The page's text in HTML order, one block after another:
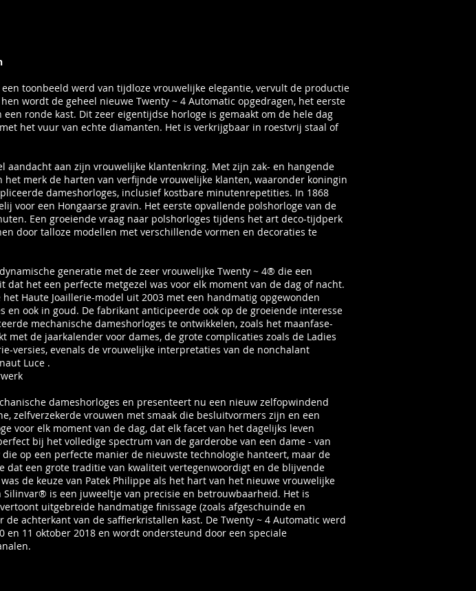
toonbeeld werd van tijdloze vrouwelijke elegantie, vervult de productie
wordt de geheel nieuwe Twenty ~ 4 Automatic opgedragen, het eerste
ronde kast. Dit zeer eigentijdse horloge is gemaakt om de hele dag
het vuur van echte diamanten. Het is verkrijgbaar in roestvrij staal of
aan zijn vrouwelijke klantenkring. Met zijn zak- en hangende
merk de harten van verfijnde vrouwelijke klanten, waaronder koningin
dameshorloges, inclusief kostbare minutenrepetities. In 1868
voor een Hongaarse gravin. Het eerste opvallende polshorloge van de
Een groeiende vraag naar polshorloges tijdens het art deco-tijdperk
door talloze modellen met verschillende vormen en decoraties te
generatie met de zeer vrouwelijke Twenty ~ 4® die een
het een perfecte metgezel was voor elk moment van de dag of nacht.
Haute Joaillerie-model uit 2003 met een handmatig opgewonden
ook in goud. De fabrikant anticipeerde ook op de groeiende interesse
mechanische dameshorloges te ontwikkelen, zoals het maanfase-
met de jaarkalender voor dames, de grote complicaties zoals de Ladies
versies, evenals de vrouwelijke interpretaties van de nonchalant
Luce .
dameshorloges en presenteert nu een nieuw zelfopwindend
zelfverzekerde vrouwen met smaak die besluitvormers zijn en een
voor elk moment van de dag, dat elk facet van het dagelijks leven
bij het volledige spectrum van de garderobe van een dame - van
op een perfecte manier de nieuwste technologie hanteert, maar de
dat een grote traditie van kwaliteit vertegenwoordigt en de blijvende
de keuze van Patek Philippe als het hart van het nieuwe vrouwelijke
is een juweeltje van precisie en betrouwbaarheid. Het is
uitgebreide handmatige finissage (zoals afgeschuinde en
achterkant van de saffierkristallen kast. De Twenty ~ 4 Automatic werd
11 oktober 2018 en wordt ondersteund door een speciale